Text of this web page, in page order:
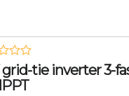
grid-tie inverter 3-